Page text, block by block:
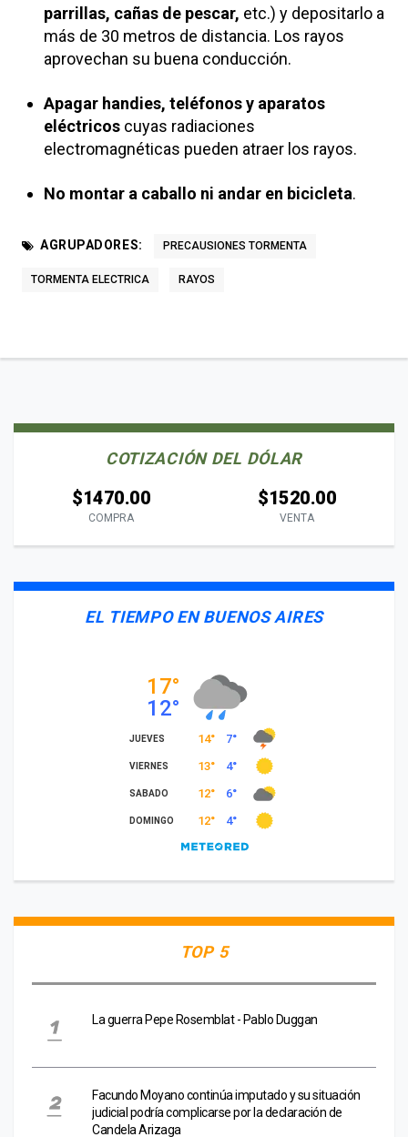
parrillas, cañas de pescar, etc.) y depositarlo a
más de 30 metros de distancia. Los rayos
aprovechan su buena conducción.
Apagar handies, teléfonos y aparatos
eléctricos cuyas radiaciones
electromagnéticas pueden atraer los rayos.
No montar a caballo ni andar en bicicleta.
AGRUPADORES: PRECAUSIONES TORMENTA
TORMENTA ELECTRICA RAYOS
COTIZACIÓN DEL DÓLAR
$1470.00
COMPRA
$1520.00
VENTA
EL TIEMPO EN BUENOS AIRES
TOP 5
La guerra Pepe Rosemblat - Pablo Duggan
Facundo Moyano continúa imputado y su situación
judicial podría complicarse por la declaración de
Candela Arizaga